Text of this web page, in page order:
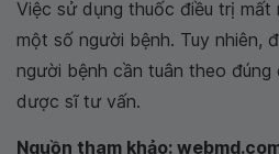
Việc sử dụng thuốc điều trị
một số người bệnh. Tuy nhiên,
người bệnh cần tuân theo
dược sĩ tư vấn.
Nguồn tham khảo: